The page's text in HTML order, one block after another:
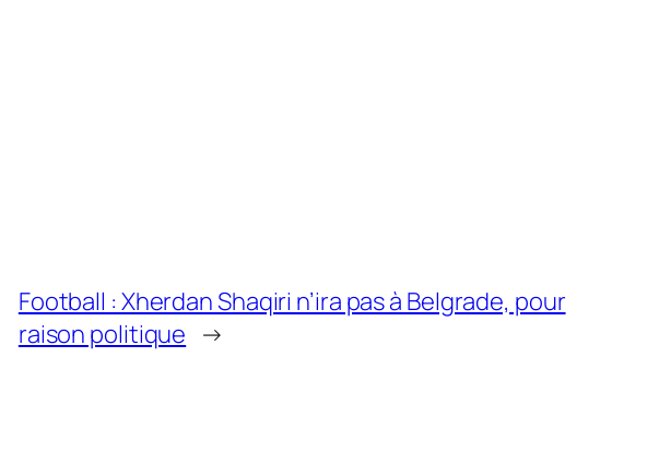
Football : Xherdan Shaqiri n’ira pas à Belgrade, pour
raison politique →